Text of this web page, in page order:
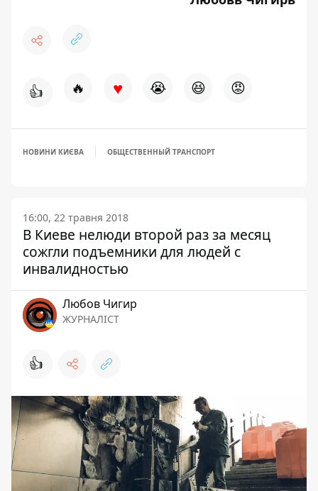
👍 🔥 ♥ 😭 😆 😡
НОВИНИ КИЄВА ОБЩЕСТВЕННЫЙ ТРАНСПОРТ
16:00, 22 травня 2018
В Киеве нелюди второй раз за месяц
сожгли подъемники для людей с
инвалидностью
Любов Чигир
ЖУРНАЛІСТ
👍